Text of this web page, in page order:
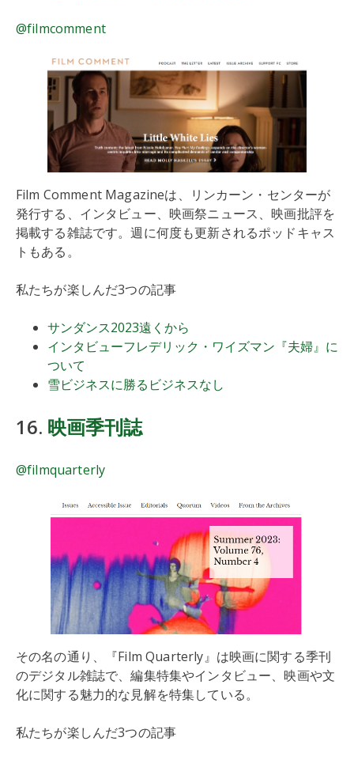
@filmcomment
Film Comment Magazineは、リンカーン・センターが
発行する、インタビュー、映画祭ニュース、映画批評を
掲載する雑誌です。週に何度も更新されるポッドキャス
トもある。
私たちが楽しんだ3つの記事
サンダンス2023遠くから
インタビューフレデリック・ワイズマン『夫婦』に
ついて
雪ビジネスに勝るビジネスなし
16. 映画季刊誌
@filmquarterly
その名の通り、『Film Quarterly』は映画に関する季刊
のデジタル雑誌で、編集特集やインタビュー、映画や文
化に関する魅力的な見解を特集している。
私たちが楽しんだ3つの記事